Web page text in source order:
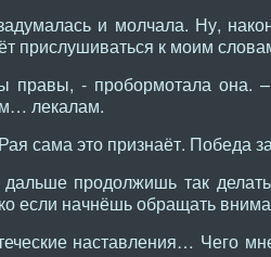
и молчала. Ну,
прислушиваться к моим
- пробормотала она. –
лекалам.
сама это признаёт. Победа
продолжишь так
если начнёшь обращать
наставления… Чего